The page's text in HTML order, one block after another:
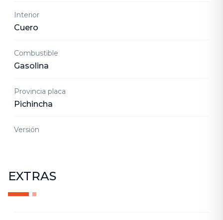
Interior
Cuero
Combustible
Gasolina
Provincia placa
Pichincha
Versión
EXTRAS